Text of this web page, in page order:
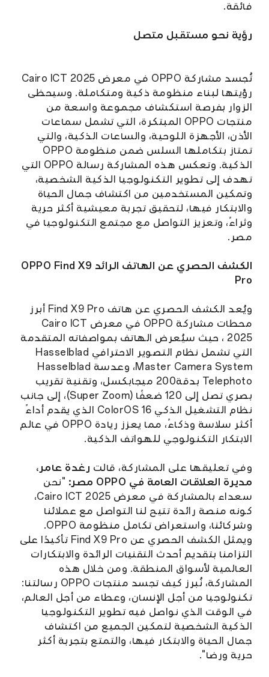
فائقة.
رؤية نحو مستقبل متصل
تُجسد مشاركة OPPO في معرض Cairo ICT 2025
رؤيتها لبناء منظومة ذكية ومتكاملة. وسيحظى
الزوار بفرصة استكشاف مجموعة واسعة من
منتجات OPPO المبتكرة، التي تشمل سماعات
الأذن، الأجهزة اللوحية، والساعات الذكية، والتي
تمتاز بتكاملها السلس ضمن منظومة OPPO
الذكية. وتعكس هذه المشاركة رسالة OPPO التي
تهدف إلى تطوير التكنولوجيا الذكية الشخصية،
وتمكين المستخدمين من اكتشاف جمال الحياة
والابتكار فيها، لتحقيق تجربة معيشية أكثر حرية
وثراءً، وتعزيز التواصل مع مجتمع التكنولوجيا في
مصر.
الكشف الحصري عن الهاتف الرائد OPPO Find X9
Pro
ويُعد الكشف الحصري عن هاتف Find X9 Pro أبرز
محطات مشاركة OPPO في معرض Cairo ICT
2025 ، حيث سيُعرض الهاتف بمواصفاته المتقدمة
التي تشمل نظام التصوير الاحترافي Hasselblad
Master Camera System، وعدسة Hasselblad
Telephoto بدقة200 ميجابكسل، وتقنية تقريب
بصري تصل إلى 120 ضعفًا (Super Zoom)، إلى جانب
نظام التشغيل الذكي ColorOS 16 الذي يقدم أداءً
أكثر سلاسة وذكاءً، مما يعزز ريادة OPPO في عالم
الابتكار التكنولوجي للهواتف الذكية.
وفي تعليقها على المشاركة، قالت رغدة عامر،
مديرة العلاقات العامة في OPPO مصر:
"نحن
سعداء بالمشاركة في معرض Cairo ICT 2025،
كونه منصة رائدة تتيح لنا التواصل مع عملائنا
ويمثل الكشف الحصري عن Find X9 Pro تأكيدًا على
التزامنا بتقديم أحدث التقنيات الرائدة والابتكارات
العالمية لأسواق المنطقة. ومن خلال هذه
المشاركة، نُبرز كيف تجسد منتجات OPPO رسالتنا:
تكنولوجيا من أجل الإنسان، وعطاء من أجل العالم،
في الوقت الذي نواصل فيه تطوير التكنولوجيا
الذكية الشخصية لتمكين الجميع من اكتشاف
جمال الحياة والابتكار فيها، والتمتع بتجربة أكثر
حرية ورضا".